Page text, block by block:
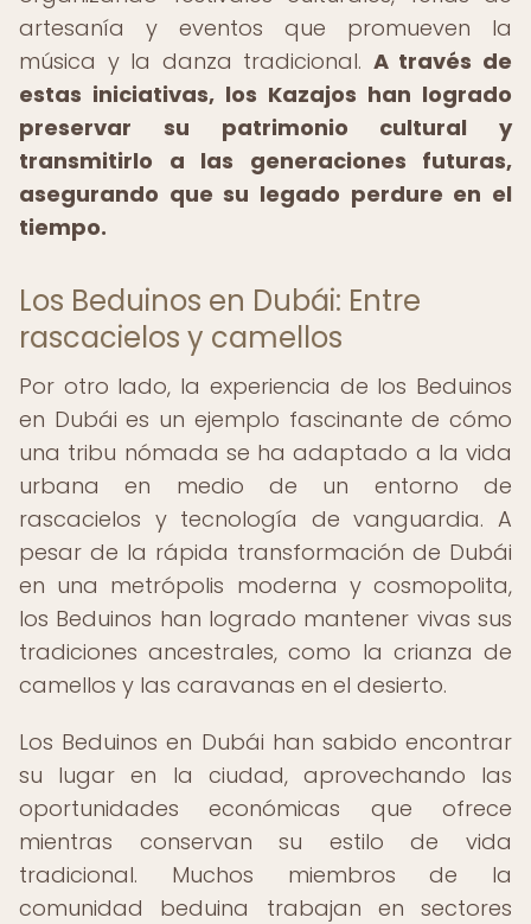
artesanía y eventos que promueven la
música y la danza tradicional. A través de
estas iniciativas, los Kazajos han logrado
preservar su patrimonio cultural y
transmitirlo a las generaciones futuras,
asegurando que su legado perdure en el
tiempo.
Los Beduinos en Dubái: Entre
rascacielos y camellos
Por otro lado, la experiencia de los Beduinos
en Dubái es un ejemplo fascinante de cómo
una tribu nómada se ha adaptado a la vida
urbana en medio de un entorno de
rascacielos y tecnología de vanguardia. A
pesar de la rápida transformación de Dubái
en una metrópolis moderna y cosmopolita,
los Beduinos han logrado mantener vivas sus
tradiciones ancestrales, como la crianza de
camellos y las caravanas en el desierto.
Los Beduinos en Dubái han sabido encontrar
su lugar en la ciudad, aprovechando las
oportunidades económicas que ofrece
mientras conservan su estilo de vida
tradicional. Muchos miembros de la
comunidad beduina trabajan en sectores